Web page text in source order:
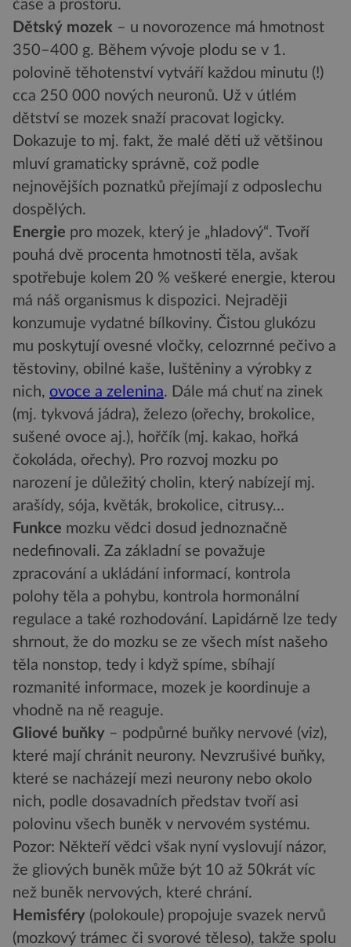
čase a prostoru.
Dětský mozek – u novorozence má hmotnost
350–400 g. Během vývoje plodu se v 1.
polovině těhotenství vytváří každou minutu (!)
cca 250 000 nových neuronů. Už v útlém
dětství se mozek snaží pracovat logicky.
Dokazuje to mj. fakt, že malé děti už většinou
mluví gramaticky správně, což podle
nejnovějších poznatků přejímají z odposlechu
dospělých.
Energie pro mozek, který je „hladový“. Tvoří
pouhá dvě procenta hmotnosti těla, avšak
spotřebuje kolem 20 % veškeré energie, kterou
má náš organismus k dispozici. Nejraději
konzumuje vydatné bílkoviny. Čistou glukózu
mu poskytují ovesné vločky, celozrnné pečivo a
těstoviny, obilné kaše, luštěniny a výrobky z
nich, ovoce a zelenina. Dále má chuť na zinek
(mj. tykvová jádra), železo (ořechy, brokolice,
sušené ovoce aj.), hořčík (mj. kakao, hořká
čokoláda, ořechy). Pro rozvoj mozku po
narození je důležitý cholin, který nabízejí mj.
arašídy, sója, květák, brokolice, citrusy…
Funkce mozku vědci dosud jednoznačně
nedefinovali. Za základní se považuje
zpracování a ukládání informací, kontrola
polohy těla a pohybu, kontrola hormonální
regulace a také rozhodování. Lapidárně lze tedy
shrnout, že do mozku se ze všech míst našeho
těla nonstop, tedy i když spíme, sbíhají
rozmanité informace, mozek je koordinuje a
vhodně na ně reaguje.
Gliové buňky – podpůrné buňky nervové (viz),
které mají chránit neurony. Nevzrušivé buňky,
které se nacházejí mezi neurony nebo okolo
nich, podle dosavadních představ tvoří asi
polovinu všech buněk v nervovém systému.
Pozor: Někteří vědci však nyní vyslovují názor,
že gliových buněk může být 10 až 50krát víc
než buněk nervových, které chrání.
Hemisféry (polokoule) propojuje svazek nervů
(mozkový trámec či svorové těleso), takže spolu